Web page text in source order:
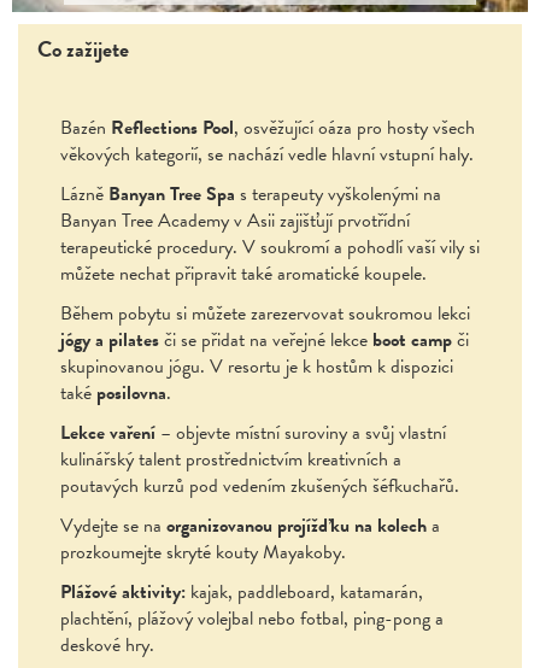
Co zažijete
Bazén Reflections Pool, osvěžující oáza pro hosty všech
věkových kategorií, se nachází vedle hlavní vstupní haly.
Lázně Banyan Tree Spa s terapeuty vyškolenými na
Banyan Tree Academy v Asii zajišťují prvotřídní
terapeutické procedury. V soukromí a pohodlí vaší vily si
můžete nechat připravit také aromatické koupele.
Během pobytu si můžete zarezervovat soukromou lekci
jógy a pilatesči se přidat na veřejné lekce boot campči
skupinovanou jógu. V resortu je k hostům k dispozici
také posilovna.
Lekce vaření – objevte místní suroviny a svůj vlastní
kulinářský talent prostřednictvím kreativních a
poutavých kurzů pod vedením zkušených šéfkuchařů.
Vydejte se na organizovanou projížďku na kolecha
prozkoumejte skryté kouty Mayakoby.
Plážové aktivity: kajak, paddleboard, katamarán,
plachtění, plážový volejbal nebo fotbal, ping-pong a
deskové hry.